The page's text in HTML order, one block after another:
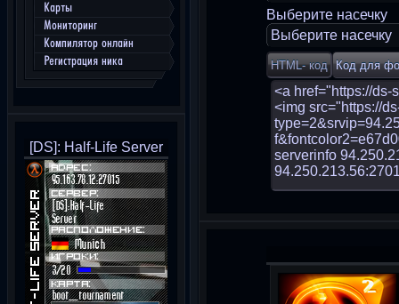
Карты
Мониторинг
Компилятор онлайн
Регистрация ника
[DS]: Half-Life Server
Выберите насечку
Выберите насечку